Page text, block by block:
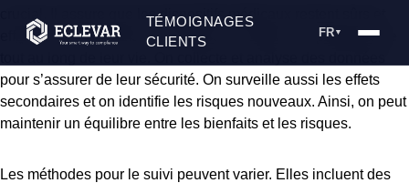
TÉMOIGNAGES
CLIENTS
FR ▼
crucial. Il assure que les dispositifs médicaux restent sûrs et
efficaces. Cette démarche permet de vérifier leur performance
pour s’assurer de leur sécurité. On surveille aussi les effets
secondaires et on identifie les risques nouveaux. Ainsi, on peut
maintenir un équilibre entre les bienfaits et les risques.
Les méthodes pour le suivi peuvent varier. Elles incluent des